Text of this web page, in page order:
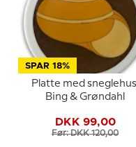
SPAR 18%
Platte med
Bing & Grøndahl
DKK 99,00
Før: DKK 120,00